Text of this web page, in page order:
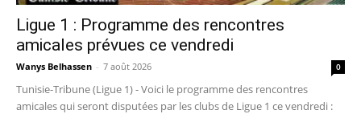
Ligue 1 : Programme des rencontres
amicales prévues ce vendredi
Wanys Belhassen - 7 août 2026 0
Tunisie-Tribune (Ligue 1) - Voici le programme des rencontres
amicales qui seront disputées par les clubs de Ligue 1 ce vendredi :